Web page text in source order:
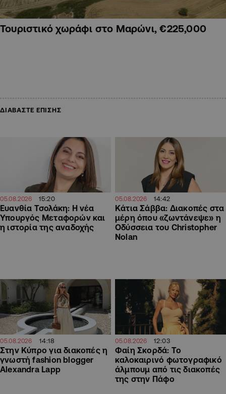
Τουριστικό χωράφι στο Μαρώνι, €225,000
ΔΙΑΒΑΣΤΕ ΕΠΙΣΗΣ
05.08.2026 15:20
Ευανθία Τσολάκη: Η νέα
Υπουργός Μεταφορών και
η ιστορία της αναδοχής
05.08.2026 14:42
Κάτια Σάββα: Διακοπές στα
μέρη όπου «ζωντάνεψε» η
Οδύσσεια του Christopher
Nolan
05.08.2026 14:18
Στην Κύπρο για διακοπές η
γνωστή fashion blogger
Alexandra Lapp
05.08.2026 12:03
Φαίη Σκορδά: Το
καλοκαιρινό φωτογραφικό
άλμπουμ από τις διακοπές
της στην Πάφο